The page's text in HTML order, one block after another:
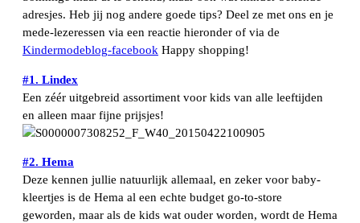
adresjes. Heb jij nog andere goede tips? Deel ze met ons en je
mede-lezeressen via een reactie hieronder of via de
Kindermodeblog-facebook Happy shopping!
#1. Lindex
Een zéér uitgebreid assortiment voor kids van alle leeftijden
en alleen maar fijne prijsjes!
#2. Hema
Deze kennen jullie natuurlijk allemaal, en zeker voor baby-
kleertjes is de Hema al een echte budget go-to-store
geworden, maar als de kids wat ouder worden, wordt de Hema